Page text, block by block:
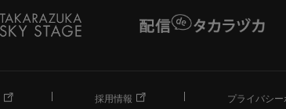
採用情報 プライバシ